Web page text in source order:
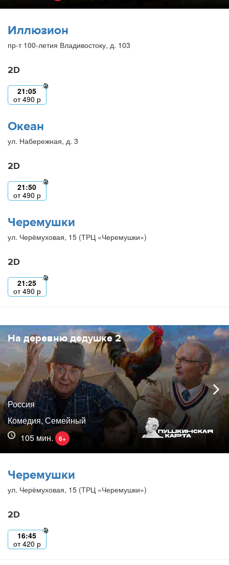
Иллюзион
пр-т 100-летия Владивостоку, д. 103
2D
21:05
от490 р
Океан
ул. Набережная, д. 3
2D
21:50
от490 р
Черемушки
ул. Черёмуховая, 15 (ТРЦ «Черемушки»)
2D
21:25
от490 р
На деревню дедушке 2
Россия
Комедия, Семейный
105 мин.
6+
Черемушки
ул. Черёмуховая, 15 (ТРЦ «Черемушки»)
2D
16:45
от420 р